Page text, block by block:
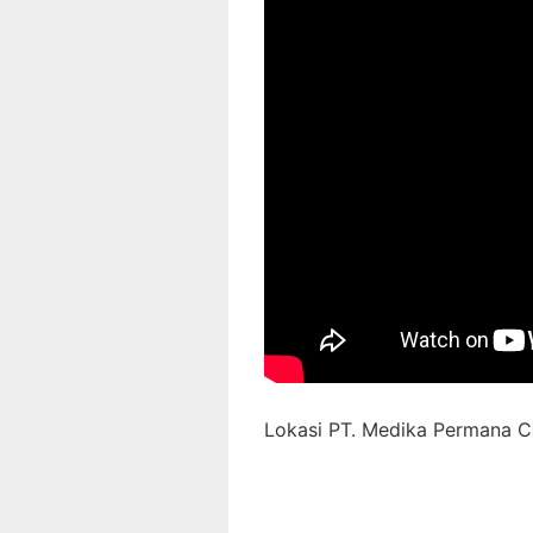
Lokasi PT. Medika Permana